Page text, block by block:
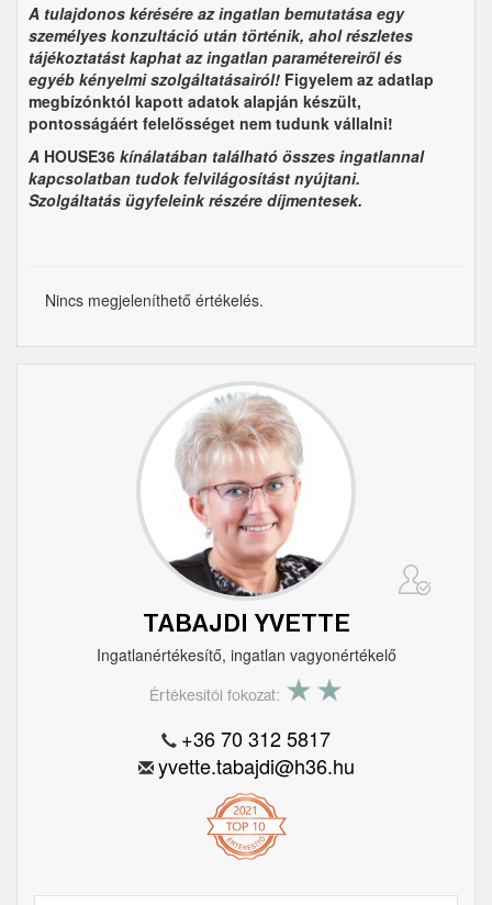
A tulajdonos kérésére az ingatlan bemutatása egy
személyes konzultáció után történik, ahol részletes
tájékoztatást kaphat az ingatlan paramétereiről és
egyéb kényelmi szolgáltatásairól! Figyelem az adatlap
megbízónktól kapott adatok alapján készült,
pontosságáért felelősséget nem tudunk vállalni!
A HOUSE36 kínálatában található összes ingatlannal
kapcsolatban tudok felvilágosítást nyújtani.
Szolgáltatás ügyfeleink részére díjmentesek.
Nincs megjeleníthető értékelés.
TABAJDI YVETTE
Ingatlanértékesítő, ingatlan vagyonértékelő
Értékesítői fokozat:
+36 70 312 5817
yvette.tabajdi@h36.hu